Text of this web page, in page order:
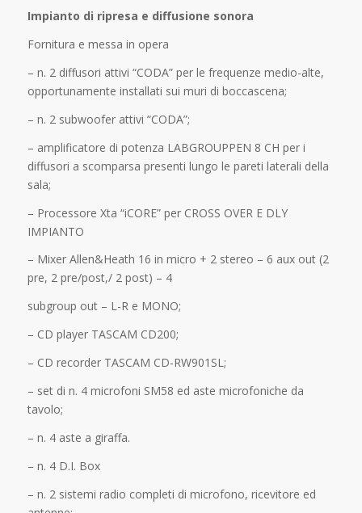
Impianto di ripresa e diffusione sonora
Fornitura e messa in opera
– n. 2 diffusori attivi “CODA” per le frequenze medio-alte,
opportunamente installati sui muri di boccascena;
– n. 2 subwoofer attivi “CODA”;
– amplificatore di potenza LABGROUPPEN 8 CH per i
diffusori a scomparsa presenti lungo le pareti laterali della
sala;
– Processore Xta “iCORE” per CROSS OVER E DLY
IMPIANTO
– Mixer Allen&Heath 16 in micro + 2 stereo – 6 aux out (2
pre, 2 pre/post,/ 2 post) – 4
subgroup out – L-R e MONO;
– CD player TASCAM CD200;
– CD recorder TASCAM CD-RW901SL;
– set di n. 4 microfoni SM58 ed aste microfoniche da
tavolo;
– n. 4 aste a giraffa.
– n. 4 D.I. Box
– n. 2 sistemi radio completi di microfono, ricevitore ed